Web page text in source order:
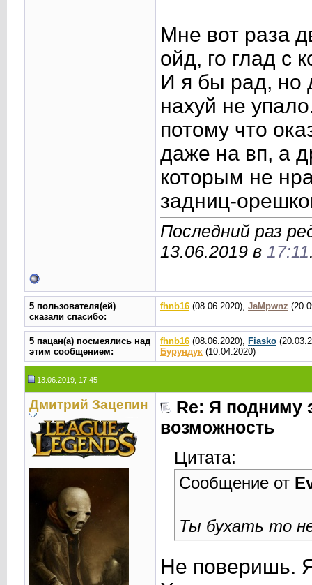
Мне вот раза
ойд, го глад с
И я бы рад, но
нахуй не
потому что
даже на вп, а
которым не
задниц-
Последний раз
13.06.2019 в 17:11
5 пользователя(ей)
сказали cпасибо:
fhnb16(08.06.2020), JaMpwnz
5 пацан(а) посмеялись над
этим сообщением:
fhnb16(08.06.2020), Fiasko
Бурундук(10.04.2020)
13.06.2019, 17:45
Дмитрий Зацепин
Re: Я подниму
возможность
Цитата:
Сообщение от
Ты бухать то
Не поверишь.